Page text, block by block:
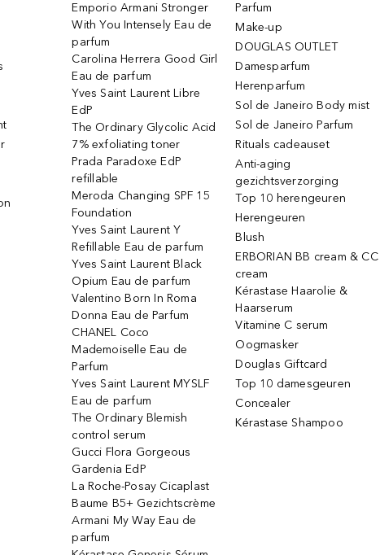
Emporio Armani Stronger
With You Intensely Eau de
parfum
Carolina Herrera Good Girl
Eau de parfum
Yves Saint Laurent Libre
EdP
The Ordinary Glycolic Acid
7% exfoliating toner
Prada Paradoxe EdP
refillable
Meroda Changing SPF 15
Foundation
Yves Saint Laurent Y
Refillable Eau de parfum
Yves Saint Laurent Black
Opium Eau de parfum
Valentino Born In Roma
Donna Eau de Parfum
CHANEL Coco
Mademoiselle Eau de
Parfum
Yves Saint Laurent MYSLF
Eau de parfum
The Ordinary Blemish
control serum
Gucci Flora Gorgeous
Gardenia EdP
La Roche-Posay Cicaplast
Baume B5+ Gezichtscrème
Armani My Way Eau de
parfum
Parfum
Make-up
DOUGLAS OUTLET
Damesparfum
Herenparfum
Sol de Janeiro Body mist
Sol de Janeiro Parfum
Rituals cadeauset
Anti-aging
gezichtsverzorging
Top 10 herengeuren
Herengeuren
Blush
ERBORIAN BB cream & CC
cream
Kérastase Haarolie &
Haarserum
Vitamine C serum
Oogmasker
Douglas Giftcard
Top 10 damesgeuren
Concealer
Kérastase Shampoo